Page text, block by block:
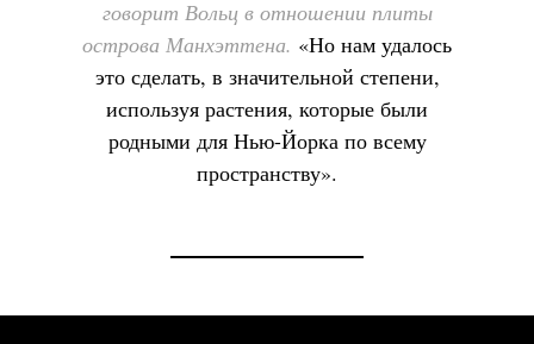
говорит Вольц в отношении плиты
острова Манхэттена. «Но нам удалось
это сделать, в значительной степени,
используя растения, которые были
родными для Нью-Йорка по всему
пространству».